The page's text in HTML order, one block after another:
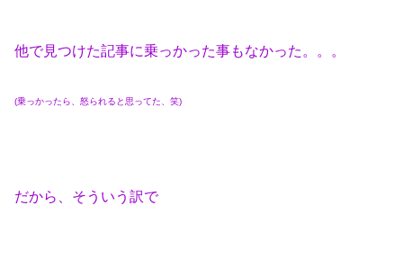
他で見つけた記事に乗っかった事もなかった。。。
(乗っかったら、怒られると思ってた、笑)
だから、そういう訳で